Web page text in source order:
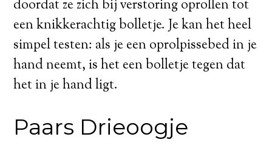
doordat ze zich bij verstoring oprollen tot
een knikkerachtig bolletje. Je kan het heel
simpel testen: als je een oprolpissebed in je
hand neemt, is het een bolletje tegen dat
het in je hand ligt.
Paars Drieoogje